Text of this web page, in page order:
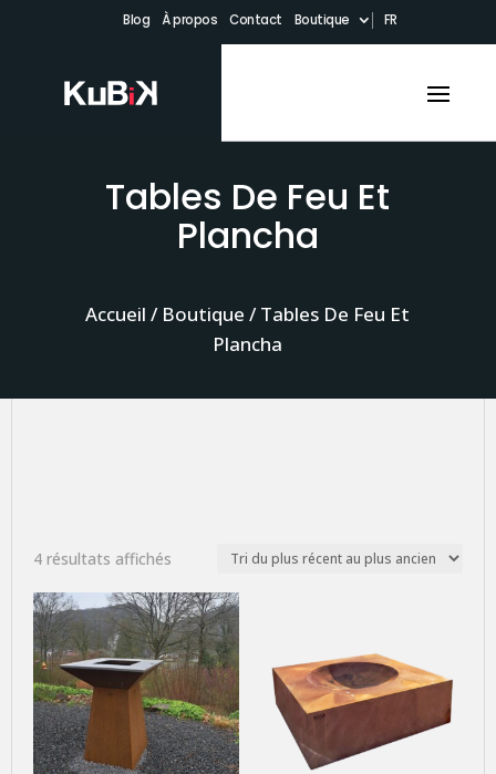
Blog À propos Contact Boutique FR
Tables De Feu Et
Plancha
Accueil / Boutique / Tables De Feu Et
Plancha
4 résultats affichés
du
plus
récent
au
plus
ancien